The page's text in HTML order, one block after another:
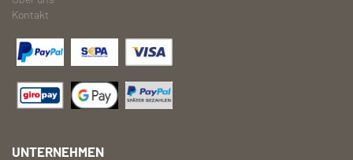
Kontakt
UNTERNEHMEN